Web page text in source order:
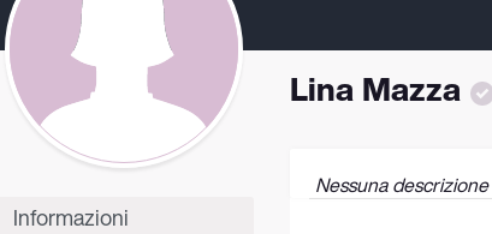
Informazioni
Lina Mazza
Nessuna descrizione